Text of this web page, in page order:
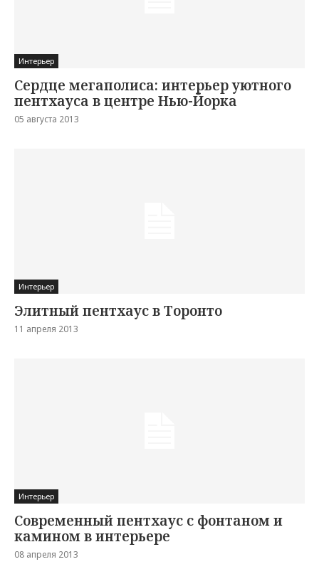
Интерьер
Сердце мегаполиса: интерьер уютного
пентхауса в центре Нью-Йорка
05 августа 2013
Интерьер
Элитный пентхаус в Торонто
11 апреля 2013
Интерьер
Современный пентхаус с фонтаном и
камином в интерьере
08 апреля 2013